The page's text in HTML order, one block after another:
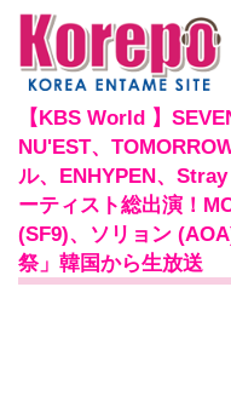
【KBS World 】
NU'EST、
ル、ENHYPEN、
ーティスト総出演！
(SF9)、ソリョン
祭」韓国から生放送